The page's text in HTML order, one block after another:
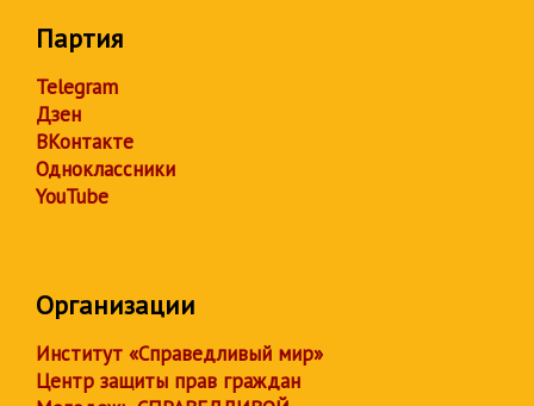
Партия
Telegram
Дзен
ВКонтакте
Одноклассники
YouTube
Организации
Институт «Справедливый мир»
Центр защиты прав граждан